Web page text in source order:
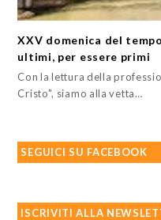
XXV domenica del
ultimi, per essere primi
Con la lettura della
Cristo", siamo alla vetta…
SEGUICI SU FACEBOOK
ISCRIVITI ALLA